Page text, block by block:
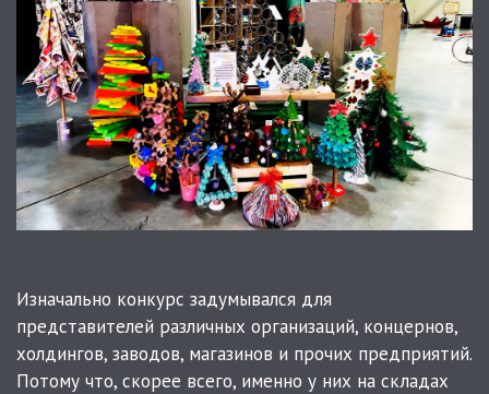
Изначально конкурс задумывался для
представителей различных организаций, концернов,
холдингов, заводов, магазинов и прочих предприятий.
Потому что, скорее всего, именно у них на складах